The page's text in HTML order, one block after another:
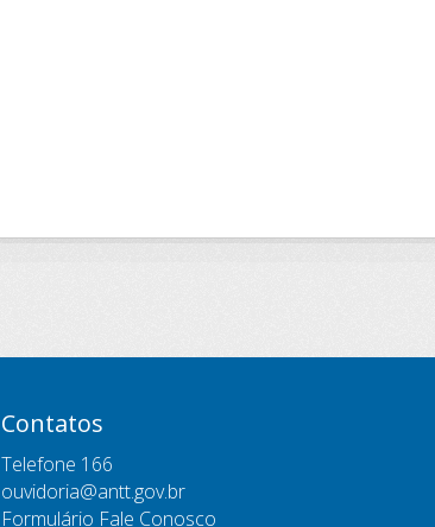
Contatos
Telefone 166
ouvidoria@antt.gov.br
Formulário Fale Conosco